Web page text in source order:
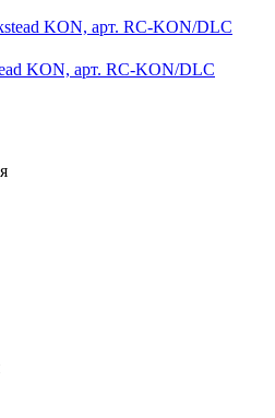
KON, арт. RC-KON/DLC